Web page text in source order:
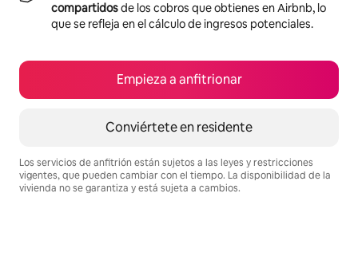
compartidosde los cobros que obtienes en Airbnb, lo
que se refleja en el cálculo de ingresos potenciales.
Empieza a anfitrionar
Conviértete en residente
Los servicios de anfitrión están sujetos a las leyes y restricciones
vigentes, que pueden cambiar con el tiempo. La disponibilidad de la
vivienda no se garantiza y está sujeta a cambios.